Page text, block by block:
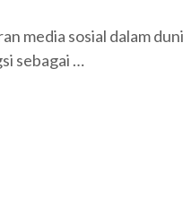
media sosial dalam
sebagai …